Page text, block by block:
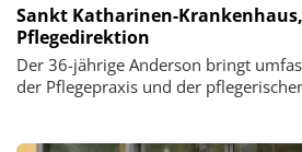
Sankt Katharinen-
Pflegedirektion
Der 36-jährige Anderson bringt
der Pflegepraxis und der